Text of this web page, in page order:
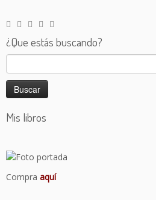
¿Que estás buscando?
Mis libros
Compra aquí